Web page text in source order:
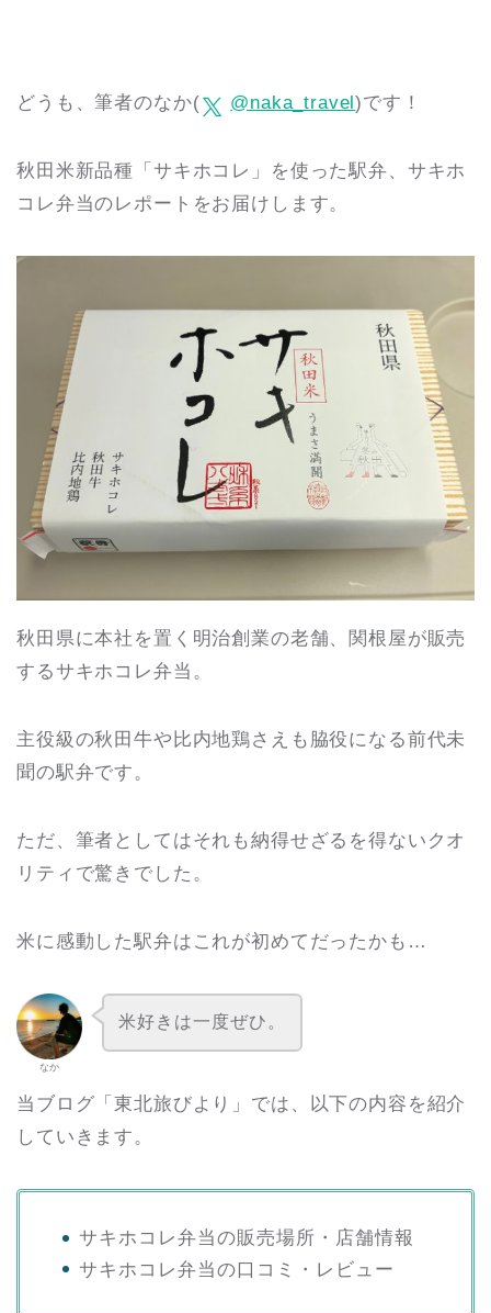
どうも、筆者のなか( @naka_travel)です！
秋田米新品種「サキホコレ」を使った駅弁、サキホ
コレ弁当のレポートをお届けします。
秋田県に本社を置く明治創業の老舗、関根屋が販売
するサキホコレ弁当。
主役級の秋田牛や比内地鶏さえも脇役になる前代未
聞の駅弁です。
ただ、筆者としてはそれも納得せざるを得ないクオ
リティで驚きでした。
米に感動した駅弁はこれが初めてだったかも…
なか
米好きは一度ぜひ。
当ブログ「東北旅びより」では、以下の内容を紹介
していきます。
サキホコレ弁当の販売場所・店舗情報
サキホコレ弁当の口コミ・レビュー